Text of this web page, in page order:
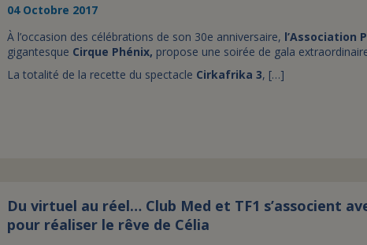
04 Octobre 2017
À l’occasion des célébrations de son 30e anniversaire, l’Association
gigantesque Cirque Phénix, propose une soirée de gala
La totalité de la recette du spectacle Cirkafrika 3, […]
Du virtuel au réel… Club Med et TF1 s’associent
pour réaliser le rêve de Célia